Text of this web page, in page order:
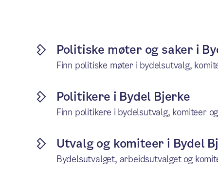
Politiske møter og saker i
Finn politiske møter i bydelsutvalg,
Politikere i Bydel Bjerke
Finn politikere i bydelsutvalg, komiteer
Utvalg og komiteer i Bydel
Bydelsutvalget, arbeidsutvalget og